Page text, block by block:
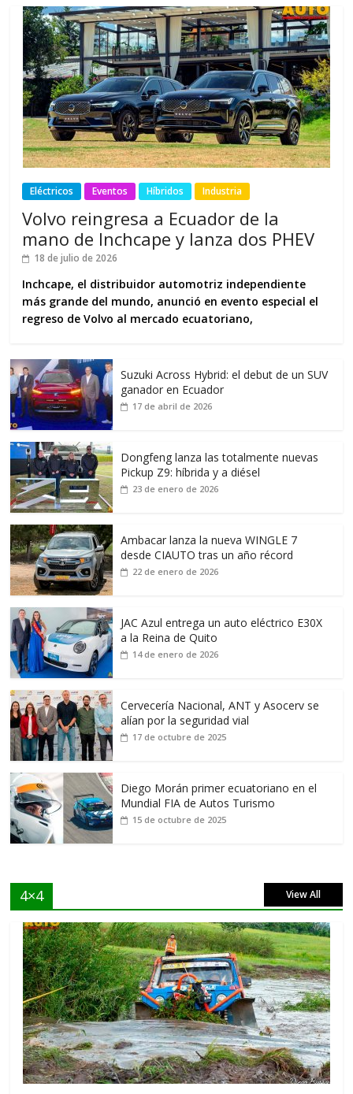
Eléctricos Eventos Híbridos Industria
Volvo reingresa a Ecuador de la
mano de Inchcape y lanza dos PHEV
18 de julio de 2026
Inchcape, el distribuidor automotriz independiente
más grande del mundo, anunció en evento especial el
regreso de Volvo al mercado ecuatoriano,
Suzuki Across Hybrid: el debut de un SUV
ganador en Ecuador
17 de abril de 2026
Dongfeng lanza las totalmente nuevas
Pickup Z9: híbrida y a diésel
23 de enero de 2026
Ambacar lanza la nueva WINGLE 7
desde CIAUTO tras un año récord
22 de enero de 2026
JAC Azul entrega un auto eléctrico E30X
a la Reina de Quito
14 de enero de 2026
Cervecería Nacional, ANT y Asocerv se
alían por la seguridad vial
17 de octubre de 2025
Diego Morán primer ecuatoriano en el
Mundial FIA de Autos Turismo
15 de octubre de 2025
4×4 View All